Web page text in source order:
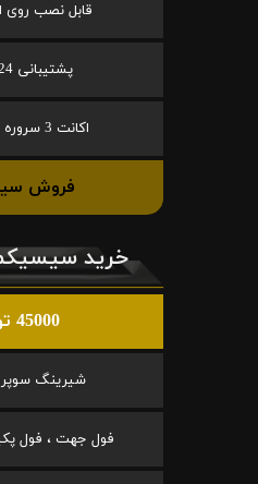
قابل نصب روی
پشتیبانی 24 ساعته
اکانت 3 سروره فول آپشن
فروش
خرید
45000 تومان
شیرینگ
فول جهت ، فول